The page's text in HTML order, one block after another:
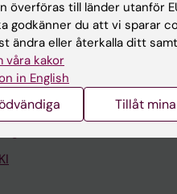
överföras till länder utanför
godkänner du att vi sparar
ändra eller återkalla ditt
våra kakor
in English
Tillåt